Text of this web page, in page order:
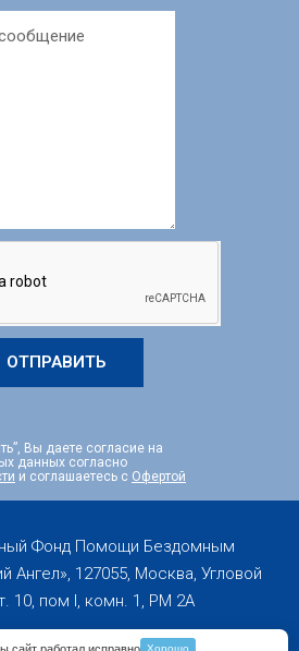
ОТПРАВИТЬ
Вы даете согласие на
данных согласно
и соглашаетесь с Офертой
Фонд Помощи Бездомным
127055, Москва, Угловой
10, пом I, комн. 1, PM 2А
Хорошо